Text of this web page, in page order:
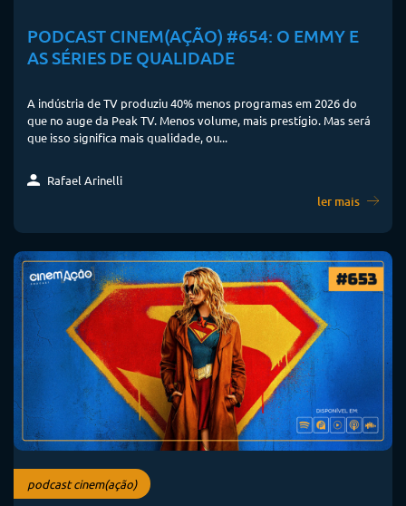
PODCAST CINEM(AÇÃO) #654: O EMMY E
AS SÉRIES DE QUALIDADE
A indústria de TV produziu 40% menos programas em 2026 do
que no auge da Peak TV. Menos volume, mais prestígio. Mas será
que isso significa mais qualidade, ou...
Rafael Arinelli
ler mais
podcast cinem(ação)